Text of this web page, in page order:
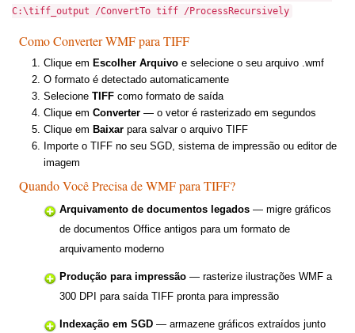
C:\tiff_output /ConvertTo tiff /ProcessRecursively
Como Converter WMF para TIFF
Clique em Escolher Arquivo e selecione o seu arquivo .wmf
O formato é detectado automaticamente
Selecione TIFF como formato de saída
Clique em Converter — o vetor é rasterizado em segundos
Clique em Baixar para salvar o arquivo TIFF
Importe o TIFF no seu SGD, sistema de impressão ou editor de
imagem
Quando Você Precisa de WMF para TIFF?
Arquivamento de documentos legados — migre gráficos
de documentos Office antigos para um formato de
arquivamento moderno
Produção para impressão — rasterize ilustrações WMF a
300 DPI para saída TIFF pronta para impressão
Indexação em SGD — armazene gráficos extraídos junto